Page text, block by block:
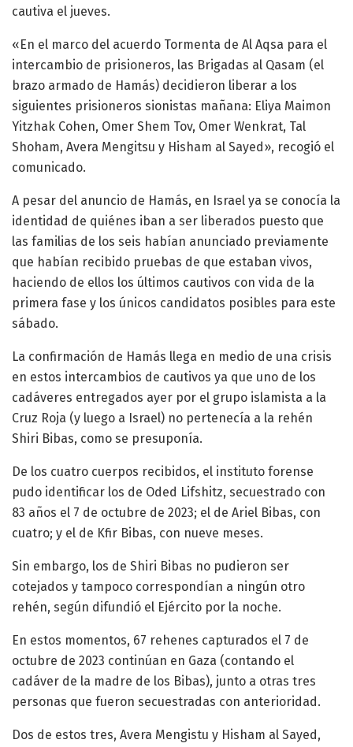
cautiva el jueves.
«En el marco del acuerdo Tormenta de Al Aqsa para el
intercambio de prisioneros, las Brigadas al Qasam (el
brazo armado de Hamás) decidieron liberar a los
siguientes prisioneros sionistas mañana: Eliya Maimon
Yitzhak Cohen, Omer Shem Tov, Omer Wenkrat, Tal
Shoham, Avera Mengitsu y Hisham al Sayed», recogió el
comunicado.
A pesar del anuncio de Hamás, en Israel ya se conocía la
identidad de quiénes iban a ser liberados puesto que
las familias de los seis habían anunciado previamente
que habían recibido pruebas de que estaban vivos,
haciendo de ellos los últimos cautivos con vida de la
primera fase y los únicos candidatos posibles para este
sábado.
La confirmación de Hamás llega en medio de una crisis
en estos intercambios de cautivos ya que uno de los
cadáveres entregados ayer por el grupo islamista a la
Cruz Roja (y luego a Israel) no pertenecía a la rehén
Shiri Bibas, como se presuponía.
De los cuatro cuerpos recibidos, el instituto forense
pudo identificar los de Oded Lifshitz, secuestrado con
83 años el 7 de octubre de 2023; el de Ariel Bibas, con
cuatro; y el de Kfir Bibas, con nueve meses.
Sin embargo, los de Shiri Bibas no pudieron ser
cotejados y tampoco correspondían a ningún otro
rehén, según difundió el Ejército por la noche.
En estos momentos, 67 rehenes capturados el 7 de
octubre de 2023 continúan en Gaza (contando el
cadáver de la madre de los Bibas), junto a otras tres
personas que fueron secuestradas con anterioridad.
Dos de estos tres, Avera Mengistu y Hisham al Sayed,